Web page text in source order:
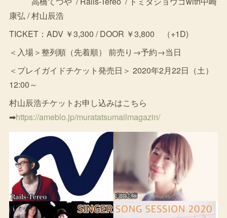
康弘 / 村山辰浩
TICKET：ADV ￥3,300 / DOOR ￥3,800 （+1D)
＜入場＞整列順（先着順） 前売り→予約→当日
＜プレイガイドチケット発売日＞ 2020年2月22日（土）
12:00～
村山辰浩チケットお申し込みはこちら
➡https://ameblo.jp/muratatsumailmagazin/